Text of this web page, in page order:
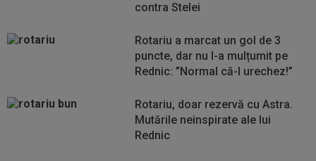
contra Stelei
Rotariu a marcat un gol de 3
puncte, dar nu l-a mulțumit pe
Rednic: ”Normal că-l urechez!”
Rotariu, doar rezervă cu Astra.
Mutările neinspirate ale lui
Rednic